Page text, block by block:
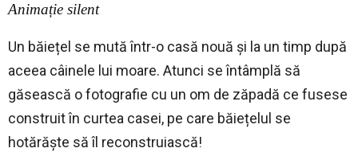
Animație silent
Un băiețel se mută într-o casă nouă și la un timp după
aceea câinele lui moare. Atunci se întâmplă să
găsească o fotografie cu un om de zăpadă ce fusese
construit în curtea casei, pe care băiețelul se
hotărăște să îl reconstruiască!